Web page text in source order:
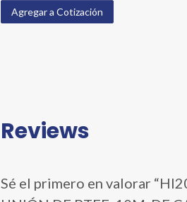
Agregar a Cotización
Reviews
Sé el primero en valorar